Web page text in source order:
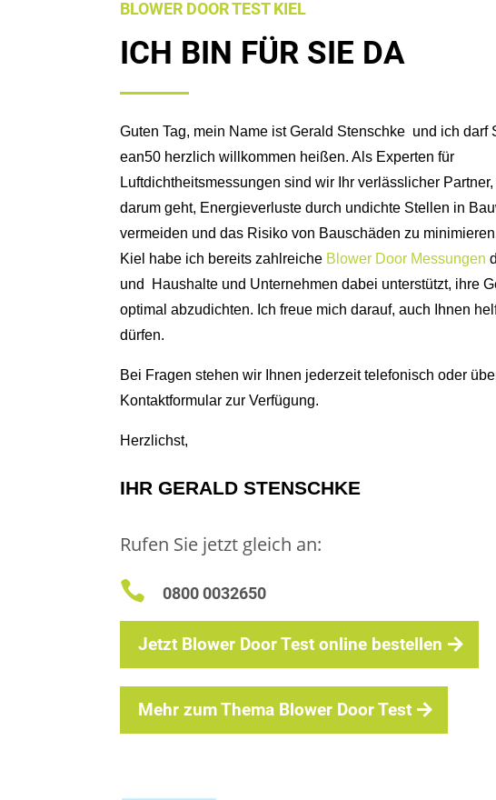
BLOWER DOOR TEST KIEL
ICH BIN FÜR SIE DA
Guten Tag, mein Name ist Gerald Stenschke und ich darf
ean50 herzlich willkommen heißen. Als Experten für
Luftdichtheitsmessungen sind wir Ihr verlässlicher
darum geht, Energieverluste durch undichte Stellen in
vermeiden und das Risiko von Bauschäden zu
Kiel habe ich bereits zahlreiche Blower Door Messungen
und
Haushalte und Unternehmen dabei unterstützt, ihre
optimal abzudichten. Ich freue mich darauf, auch Ihnen
dürfen.
Bei Fragen stehen wir Ihnen jederzeit telefonisch oder
Kontaktformular zur Verfügung.
Herzlichst,
IHR GERALD STENSCHKE
Rufen Sie jetzt gleich an:
 0800 0032650
Jetzt Blower Door Test online bestellen
Mehr zum Thema Blower Door Test